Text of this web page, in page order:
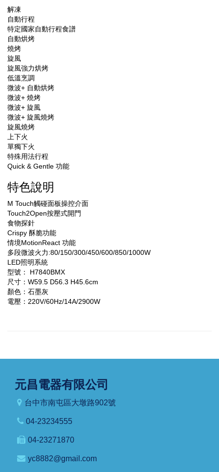
解凍
自動行程
特定國家自動行程食譜
自動烘烤
燒烤
旋風
旋風強力烘烤
低溫烹調
微波+ 自動烘烤
微波+ 燒烤
微波+ 旋風
微波+ 旋風燒烤
旋風燒烤
上下火
單獨下火
特殊用法行程
Quick & Gentle 功能
特色說明
M Touch觸碰面板操控介面
Touch2Open按壓式開門
食物探針
Crispy 酥脆功能
情境MotionReact 功能
多段微波火力:80/150/300/450/600/850/1000W
LED照明系統
型號： H7840BMX
尺寸：W59.5 D56.3 H45.6cm
顏色：石墨灰
電壓：220V/60Hz/14A/2900W
元昌電器有限公司
台中市南屯區大墩路902號
04-23234555
04-23271870
yc8882@gmail.com